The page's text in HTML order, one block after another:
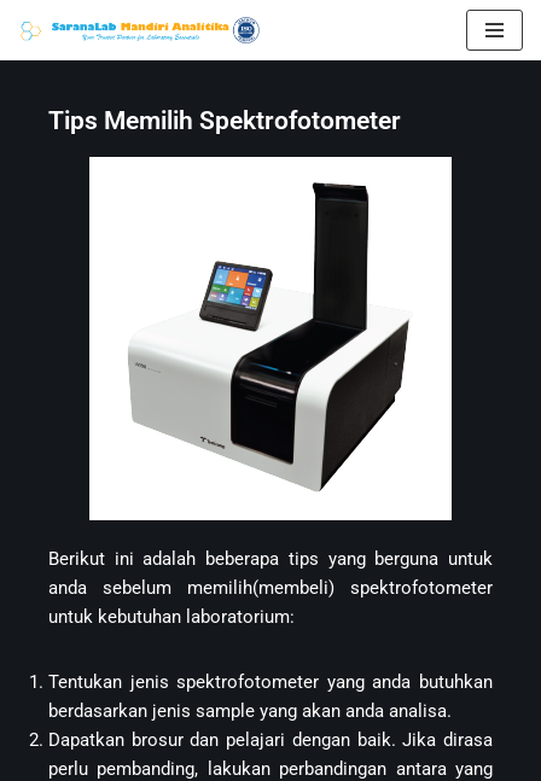
Skip
content
Tips Memilih Spektrofotometer
Berikut ini adalah beberapa tips yang berguna untuk
anda sebelum memilih(membeli) spektrofotometer
untuk kebutuhan laboratorium:
Tentukan jenis spektrofotometer yang anda butuhkan
berdasarkan jenis sample yang akan anda analisa.
Dapatkan brosur dan pelajari dengan baik. Jika dirasa
perlu pembanding, lakukan perbandingan antara yang